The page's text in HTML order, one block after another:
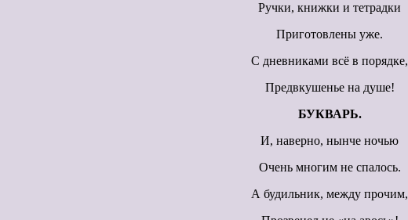
Ручки, книжки и тетрадки
Приготовлены уже.
С дневниками всё в порядке,
Предвкушенье на душе!
БУКВАРЬ.
И, наверно, нынче ночью
Очень многим не спалось.
А будильник, между прочим,